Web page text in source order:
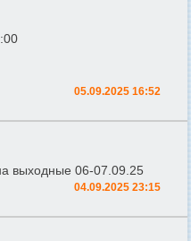
05.09.2025 16:52
выходные 06-07.09.25
04.09.2025 23:15